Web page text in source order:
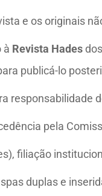
e os originais
à Revista Hades
publicá-lo
responsabilidade
pela
filiação
duplas e